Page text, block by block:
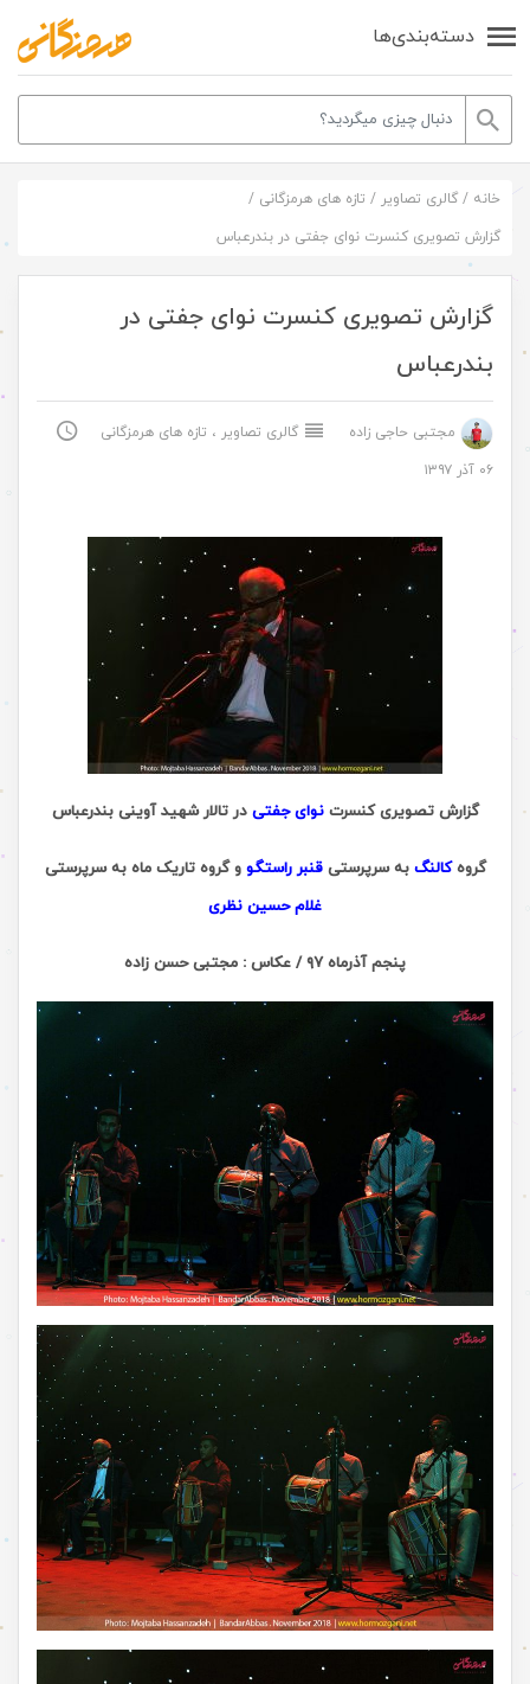
دسته‌بندی‌ها
خانه / گالری تصاویر / تازه های هرمزگانی /
گزارش تصویری کنسرت نوای جفتی در بندرعباس
گزارش تصویری کنسرت نوای جفتی در
بندرعباس
مجتبی حاجی زاده گالری تصاویر ، تازه های هرمزگانی
۰۶ آذر ۱۳۹۷
گزارش تصویری کنسرتنوای جفتی در تالار شهید آوینی بندرعباس
گروهکالنگ به سرپرستیقنبر راستگو و گروه تاریک ماه به سرپرستی
غلام حسین نظری
پنجم آذرماه ۹۷ / عکاس : مجتبی حسن زاده